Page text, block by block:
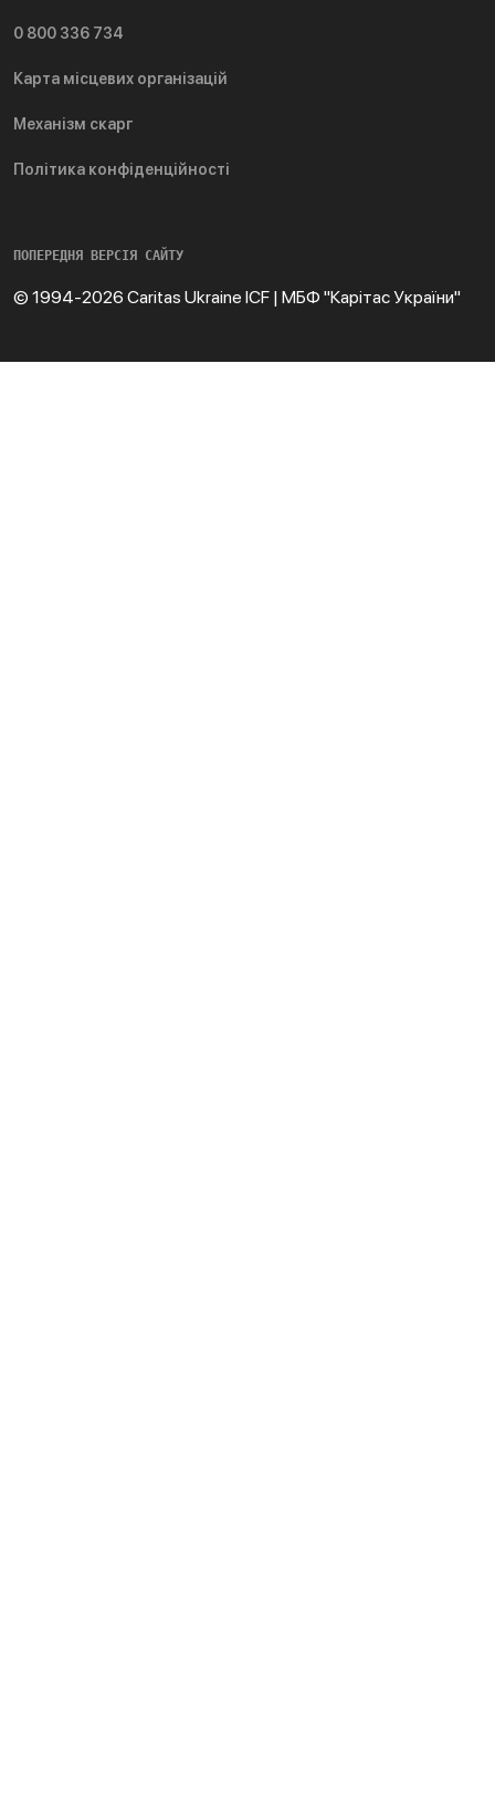
0 800 336 734
Карта місцевих організацій
Механізм скарг
Політика конфіденційності
ПОПЕРЕДНЯ ВЕРСІЯ САЙТУ
© 1994-2026 Caritas Ukraine ICF | МБФ "Карітас України"